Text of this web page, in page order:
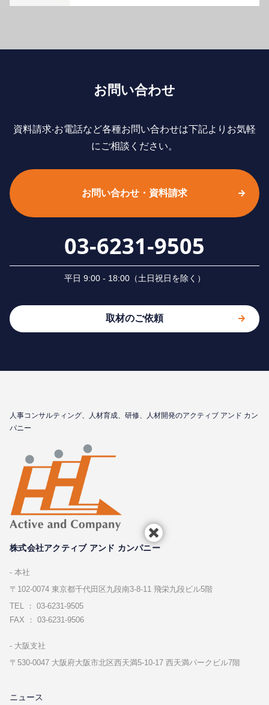
お問い合わせ
資料請求‧お電話など各種お問い合わせは下記よりお気軽
にご相談ください。
お問い合わせ・資料請求
03-6231-9505
平⽇ 9:00 - 18:00（⼟⽇祝⽇を除く）
取材のご依頼
⼈事コンサルティング、⼈材育成、研修、⼈材開発のアクティブ アンド カン
パニー
株式会社アクティブ アンド カンパニー
本社
〒102-0074 東京都千代⽥区九段南3-8-11 飛栄九段ビル5階
TEL ： 03-6231-9505
FAX ： 03-6231-9506
⼤阪⽀社
〒530-0047 ⼤阪府⼤阪市北区⻄天満5-10-17 ⻄天満パークビル7階
ニュース